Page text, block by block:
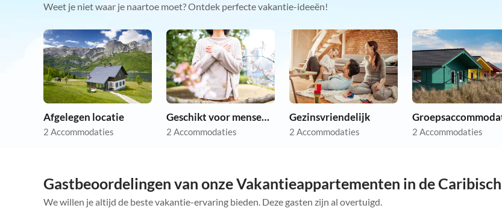
Weet je niet waar je naartoe moet? Ontdek perfecte vakantie-ideeën!
Afgelegen locatie
2 Accommodaties
Geschikt voor mensen met allergieën
2 Accommodaties
Gezinsvriendelijk
2 Accommodaties 2 Accommodaties
Gastbeoordelingen van onze Vakantieappartementen in de
We willen je altijd de beste vakantie-ervaring bieden. Deze gasten zijn al overtuigd.